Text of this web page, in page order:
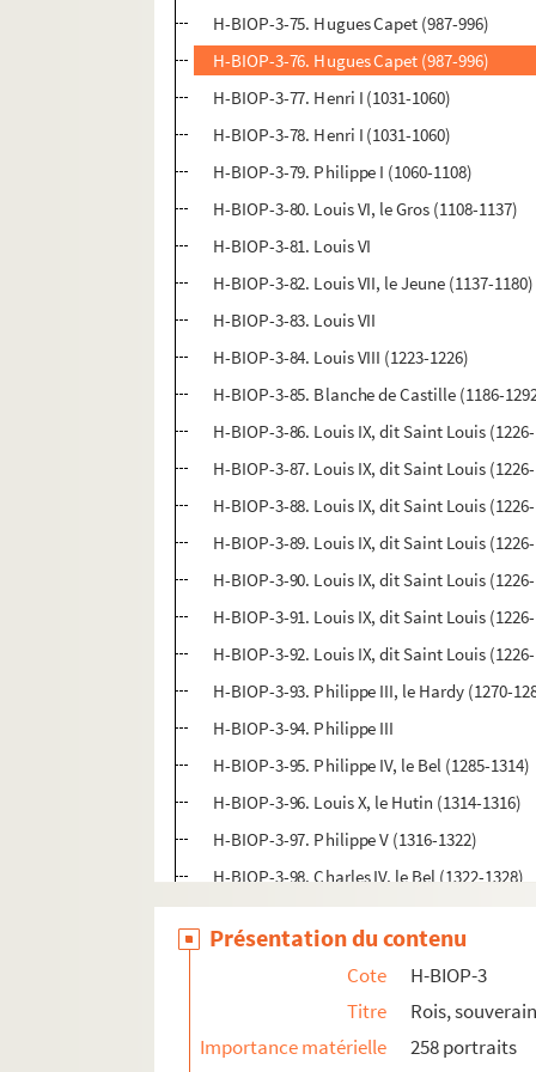
H-BIOP-3-75. Hugues Capet (987-996)
H-BIOP-3-76. Hugues Capet (987-996)
H-BIOP-3-77. Henri I (1031-1060)
H-BIOP-3-78. Henri I (1031-1060)
H-BIOP-3-79. Philippe I (1060-1108)
H-BIOP-3-80. Louis VI, le Gros (1108-1137)
H-BIOP-3-81. Louis VI
H-BIOP-3-82. Louis VII, le Jeune (1137-1180)
H-BIOP-3-83. Louis VII
H-BIOP-3-84. Louis VIII (1223-1226)
H-BIOP-3-85. Blanche de Castille (1186-
H-BIOP-3-86. Louis IX, dit Saint Louis
H-BIOP-3-87. Louis IX, dit Saint Louis
H-BIOP-3-88. Louis IX, dit Saint Louis
H-BIOP-3-89. Louis IX, dit Saint Louis
H-BIOP-3-90. Louis IX, dit Saint Louis
H-BIOP-3-91. Louis IX, dit Saint Louis
H-BIOP-3-92. Louis IX, dit Saint Louis
H-BIOP-3-93. Philippe III, le Hardy (1270-
H-BIOP-3-94. Philippe III
H-BIOP-3-95. Philippe IV, le Bel (1285-1314)
H-BIOP-3-96. Louis X, le Hutin (1314-1316)
H-BIOP-3-97. Philippe V (1316-1322)
H-BIOP-3-98. Charles IV, le Bel (1322-1328)
H-BIOP-3-99. Philippe de Valois (1328-1368)
H-BIOP-3-100. Jean II, le Bon (1350-1364)
H-BIOP-3-101. Charles V, le Sage (1364-
H-BIOP-3-102. Charles V
H-BIOP-3-103. Charles VI (1380-1422)
Présentation du contenu
Cote
H-BIOP-3
Titre
Rois,
Importance matérielle
258 portraits